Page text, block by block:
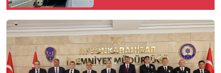
birbirine kattı